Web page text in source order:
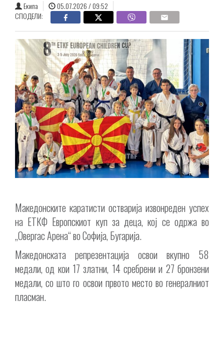
Екипа
05.07.2026 / 09:52
СПОДЕЛИ:
Mакедонските каратисти остварија извонреден успех
на ЕТКФ Европскиот куп за деца, кој се одржа во
„Овергас Арена“ во Софија, Бугарија.
Македонската репрезентација освои вкупно 58
медали, од кои 17 златни, 14 сребрени и 27 бронзени
медали, со што го освои првото место во генералниот
пласман.